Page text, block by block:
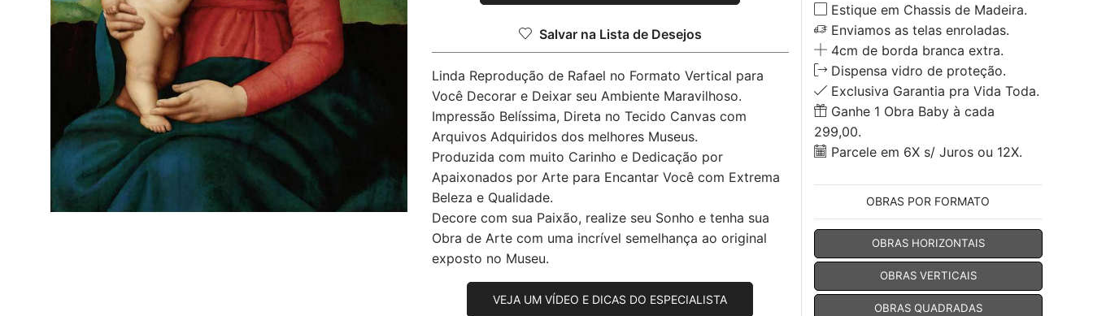
Salvar na Lista de Desejos
Linda Reprodução de Rafael no Formato Vertical para
Você Decorar e Deixar seu Ambiente Maravilhoso.
Impressão Belíssima, Direta no Tecido Canvas com
Arquivos Adquiridos dos melhores Museus.
Produzida com muito Carinho e Dedicação por
Apaixonados por Arte para Encantar Você com Extrema
Beleza e Qualidade.
Decore com sua Paixão, realize seu Sonho e tenha sua
Obra de Arte com uma incrível semelhança ao original
exposto no Museu.
VEJA UM VÍDEO E DICAS DO ESPECIALISTA
Estique em Chassis de Madeira.
Enviamos as telas enroladas.
4cm de borda branca extra.
Dispensa vidro de proteção.
Exclusiva Garantia pra Vida Toda.
Ganhe 1 Obra Baby à cada
299,00.
Parcele em 6X s/ Juros ou 12X.
OBRAS POR FORMATO
OBRAS HORIZONTAIS
OBRAS VERTICAIS
OBRAS QUADRADAS